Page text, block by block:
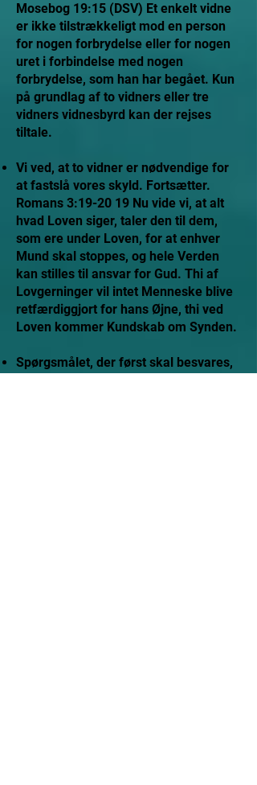
Mosebog 19:15 (DSV) Et enkelt vidne
er ikke tilstrækkeligt mod en person
for nogen forbrydelse eller for nogen
uret i forbindelse med nogen
forbrydelse, som han har begået. Kun
på grundlag af to vidners eller tre
vidners vidnesbyrd kan der rejses
tiltale.
Vi ved, at to vidner er nødvendige for
at fastslå vores skyld. Fortsætter.
Romans 3:19-20 19 Nu vide vi, at alt
hvad Loven siger, taler den til dem,
som ere under Loven, for at enhver
Mund skal stoppes, og hele Verden
kan stilles til ansvar for Gud. Thi af
Lovgerninger vil intet Menneske blive
retfærdiggjort for hans Øjne, thi ved
Loven kommer Kundskab om Synden.
Spørgsmålet, der først skal besvares,